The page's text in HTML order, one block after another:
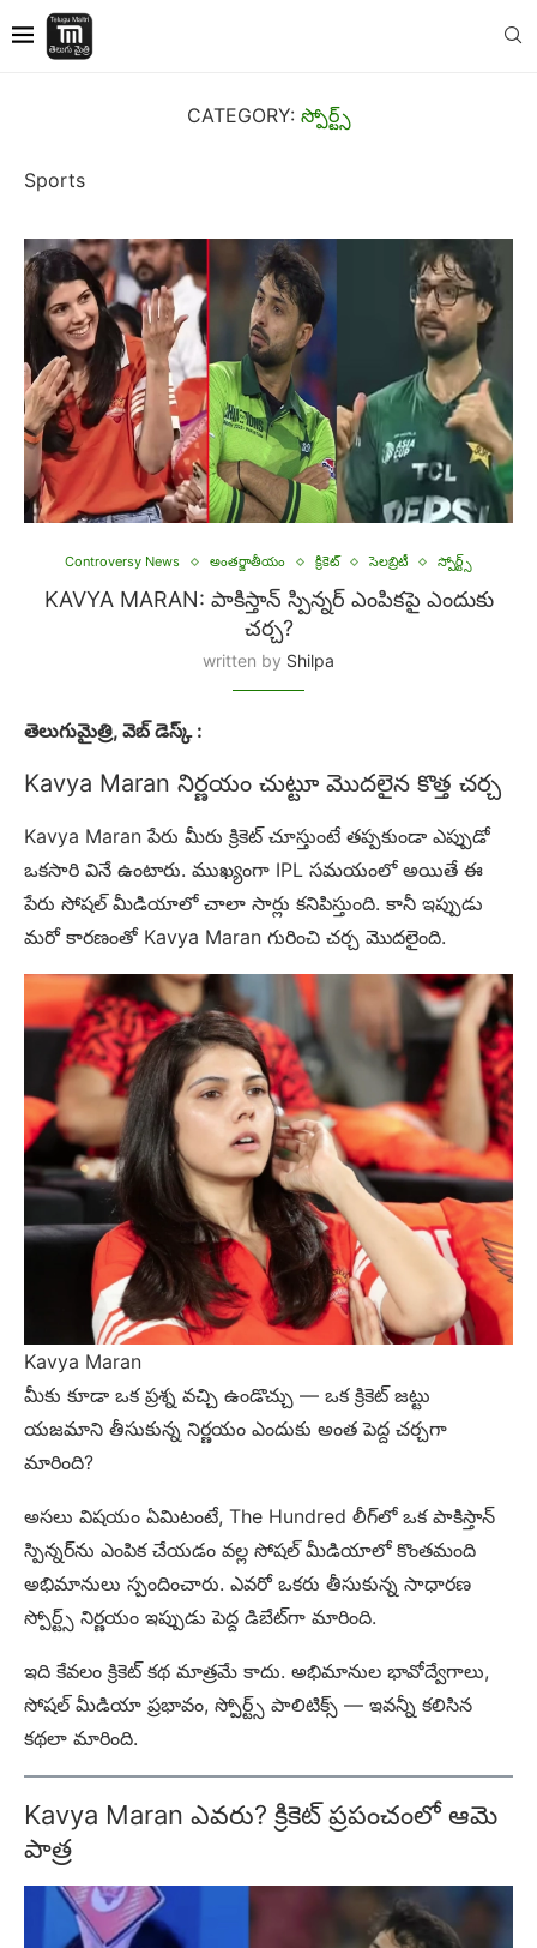
CATEGORY: స్పోర్ట్స్
Sports
Controversy News అంతర్జాతీయం క్రికెట్ సెలబ్రిటీ స్పోర్ట్స్
KAVYA MARAN: పాకిస్తాన్ స్పిన్నర్ ఎంపికపై ఎందుకు
చర్చ?
written by Shilpa
తెలుగుమైత్రి, వెబ్ డెస్క్ :
Kavya Maran నిర్ణయం చుట్టూ మొదలైన కొత్త చర్చ
Kavya Maran పేరు మీరు క్రికెట్ చూస్తుంటే తప్పకుండా ఎప్పుడో
ఒకసారి వినే ఉంటారు. ముఖ్యంగా IPL సమయంలో అయితే ఈ
పేరు సోషల్ మీడియాలో చాలా సార్లు కనిపిస్తుంది. కానీ ఇప్పుడు
మరో కారణంతో Kavya Maran గురించి చర్చ మొదలైంది.
Kavya Maran
మీకు కూడా ఒక ప్రశ్న వచ్చి ఉండొచ్చు — ఒక క్రికెట్ జట్టు
యజమాని తీసుకున్న నిర్ణయం ఎందుకు అంత పెద్ద చర్చగా
మారింది?
అసలు విషయం ఏమిటంటే, The Hundred లీగ్‌లో ఒక పాకిస్తాన్
స్పిన్నర్‌ను ఎంపిక చేయడం వల్ల సోషల్ మీడియాలో కొంతమంది
అభిమానులు స్పందించారు. ఎవరో ఒకరు తీసుకున్న సాధారణ
స్పోర్ట్స్ నిర్ణయం ఇప్పుడు పెద్ద డిబేట్‌గా మారింది.
ఇది కేవలం క్రికెట్ కథ మాత్రమే కాదు. అభిమానుల భావోద్వేగాలు,
సోషల్ మీడియా ప్రభావం, స్పోర్ట్స్ పాలిటిక్స్ — ఇవన్నీ కలిసిన
కథలా మారింది.
Kavya Maran ఎవరు? క్రికెట్ ప్రపంచంలో ఆమె
పాత్ర